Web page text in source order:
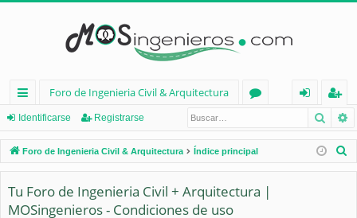
nl
ac
es
rá
Foro de Ingenieria Civil & Arquitectura
os
nt
ifi
eg
ist
ra
Identificarse Registrarse
Foro de Ingenieria Civil & Arquitectura Índice principal
Tu Foro de Ingenieria Civil + Arquitectura |
MOSingenieros - Condiciones de uso